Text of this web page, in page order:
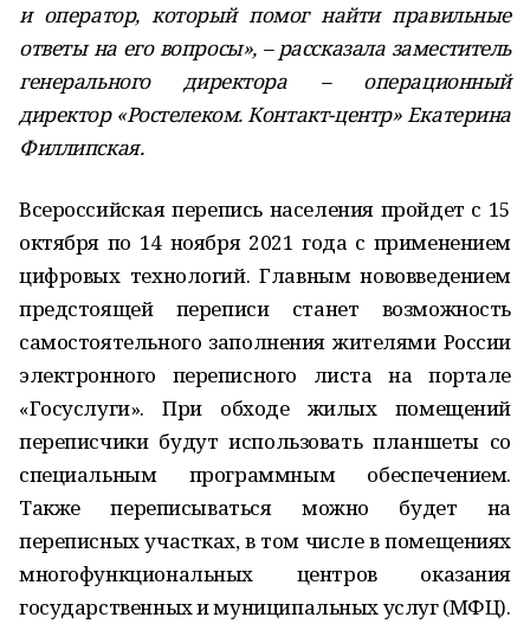
и оператор, который помог найти правильные
ответы на его вопросы», – рассказала заместитель
генерального директора – операционный
директор «Ростелеком. Контакт-центр» Екатерина
Филлипская.
Всероссийская перепись населения пройдет с 15
октября по 14 ноября 2021 года с применением
цифровых технологий. Главным нововведением
предстоящей переписи станет возможность
самостоятельного заполнения жителями России
электронного переписного листа на портале
«Госуслуги». При обходе жилых помещений
переписчики будут использовать планшеты со
специальным программным обеспечением.
Также переписываться можно будет на
переписных участках, в том числе в помещениях
многофункциональных центров оказания
государственных и муниципальных услуг (МФЦ).